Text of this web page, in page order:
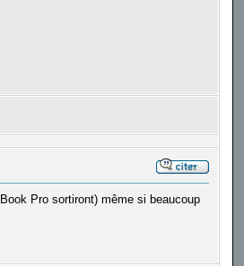
Pro sortiront) même si beaucoup